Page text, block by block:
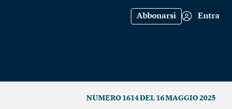
Abbonarsi Entra
NUMERO 1614 DEL 16 MAGGIO 2025